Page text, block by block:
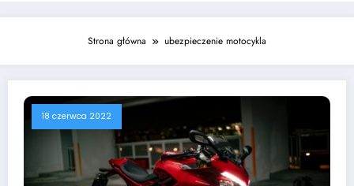
Strona główna ubezpieczenie motocykla
18 czerwca 2022